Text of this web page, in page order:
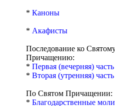
* Каноны
* Акафисты
Последование ко
Причащению:
* Первая (вечерняя) часть
* Вторая (утренняя) часть
По Святом Причащении:
* Благодарственные